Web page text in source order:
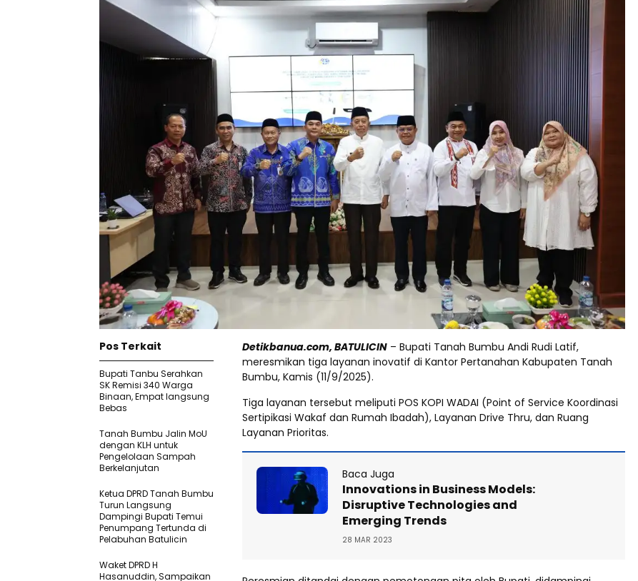
Detikbanua.com, BATULICIN – Bupati Tanah Bumbu Andi Rudi Latif,
meresmikan tiga layanan inovatif di Kantor Pertanahan Kabupaten Tanah
Bumbu, Kamis (11/9/2025).
Tiga layanan tersebut meliputi POS KOPI WADAI (Point of Service Koordinasi
Sertipikasi Wakaf dan Rumah Ibadah), Layanan Drive Thru, dan Ruang
Layanan Prioritas.
Baca Juga
Innovations in Business Models:
Disruptive Technologies and
Emerging Trends
28 MAR 2023
Pos Terkait
Bupati Tanbu Serahkan
SK Remisi 340 Warga
Binaan, Empat langsung
Bebas
Tanah Bumbu Jalin MoU
dengan KLH untuk
Pengelolaan Sampah
Berkelanjutan
Ketua DPRD Tanah Bumbu
Turun Langsung
Dampingi Bupati Temui
Penumpang Tertunda di
Pelabuhan Batulicin
Waket DPRD H
Hasanuddin, Sampaikan